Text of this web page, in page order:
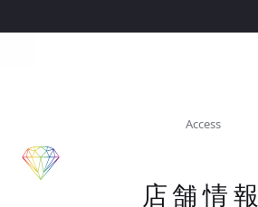
Access
店舗情報